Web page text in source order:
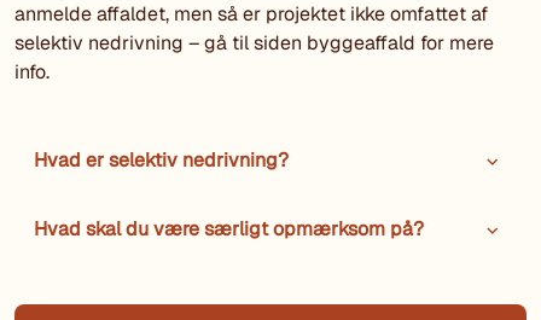
anmelde affaldet, men så er projektet ikke omfattet af
selektiv nedrivning – gå til siden byggeaffald for mere
info.
Hvad er selektiv nedrivning?
Hvad skal du være særligt opmærksom på?